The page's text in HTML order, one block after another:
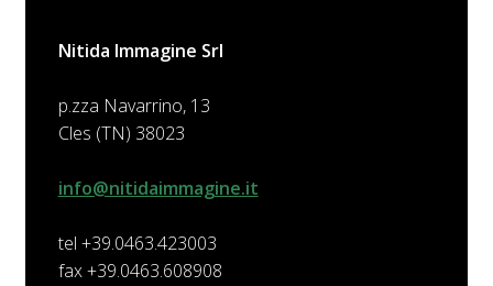
Nitida Immagine Srl
p.zza Navarrino, 13
Cles (TN) 38023
info@nitidaimmagine.it
tel +39.0463.423003
fax +39.0463.608908